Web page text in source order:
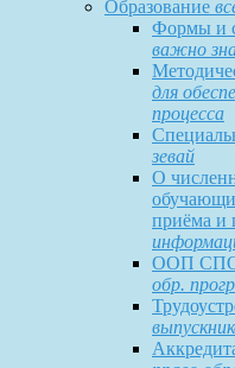
Образование
Формы и
важно
для
процесса
зевай
О
приёма и
ООП
обр.